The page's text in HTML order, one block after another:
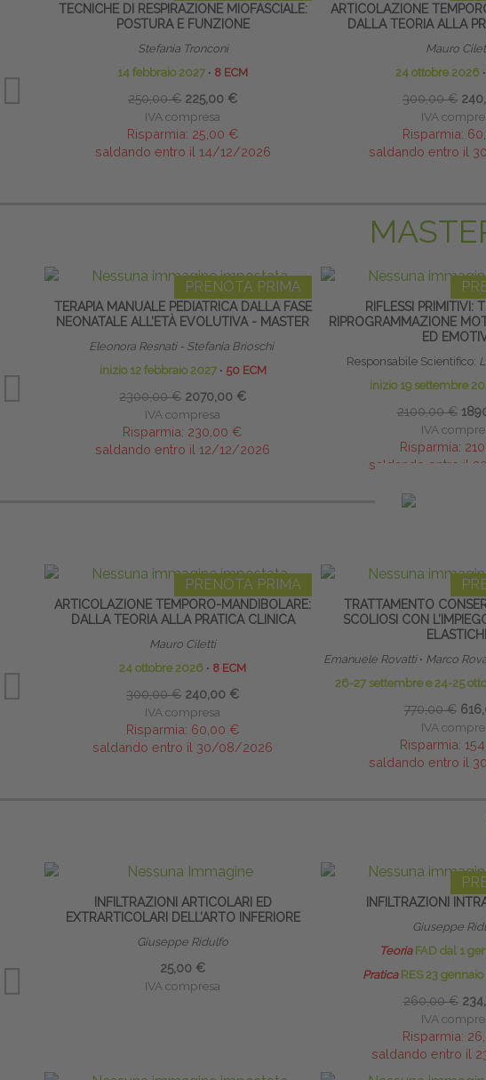
TECNICHE DI RESPIRAZIONE MIOFASCIALE:
POSTURA E FUNZIONE
Stefania Tronconi
14 febbraio 2027 ∙ 8 ECM
250,00 € 225,00 €
IVA compresa
Risparmia: 25,00 €
saldando entro il 14/12/2026
ARTICOLAZIONE
DALLA TEORIA ALLA
Mauro
24 ottobre 2026 ∙
300,00 €
IVA
Risparmia:
saldando entro il
PRENOTA PRIMA
TERAPIA MANUALE PEDIATRICA DALLA FASE
NEONATALE ALL’ETÀ EVOLUTIVA - MASTER
Eleonora Resnati - Stefania Brioschi
inizio 12 febbraio 2027 ∙ 50 ECM
2300,00 € 2070,00 €
IVA compresa
Risparmia: 230,00 €
saldando entro il 12/12/2026
RIFLESSI PRIMITIVI:
RIPROGRAMMAZIONE
ED
Responsabile Scientifico:
inizio 19 settembre
2100,00 €
IVA
Risparmia:
saldando entro il
PRENOTA PRIMA
ARTICOLAZIONE TEMPORO-MANDIBOLARE:
DALLA TEORIA ALLA PRATICA CLINICA
Mauro Ciletti
24 ottobre 2026 ∙ 8 ECM
300,00 € 240,00 €
IVA compresa
Risparmia: 60,00 €
saldando entro il 30/08/2026
TRATTAMENTO
SCOLIOSI CON
Emanuele Rovatti ∙ Marco
26-27 settembre e 24-25
770,00 €
IVA
Risparmia:
saldando entro il
INFILTRAZIONI ARTICOLARI ED
EXTRARTICOLARI DELL’ARTO INFERIORE
Giuseppe Ridulfo
25,00 €
IVA compresa
INFILTRAZIONI
Giuseppe
Teoria FAD dal 1
PraticaRES 23 gennaio
260,00 €
IVA
Risparmia:
saldando entro il